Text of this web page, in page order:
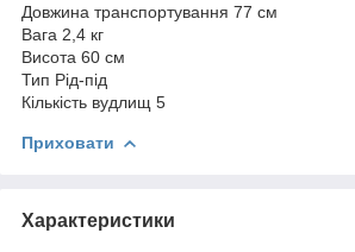
Довжина транспортування 77 см
Вага 2,4 кг
Висота 60 см
Тип Рід-під
Кількість вудлищ 5
Приховати
Характеристики